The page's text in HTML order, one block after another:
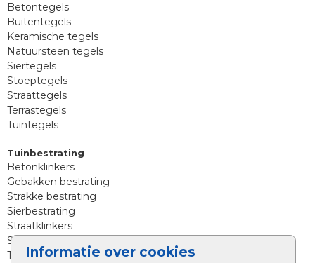
Informatie over cookies
Betontegels
Buitentegels
Keramische tegels
Natuursteen tegels
Siertegels
Stoeptegels
Straattegels
Terrastegels
Tuintegels
Tuinbestrating
Betonklinkers
Gebakken bestrating
Strakke bestrating
Sierbestrating
Straatklinkers
Straatstenen
Trommelstenen